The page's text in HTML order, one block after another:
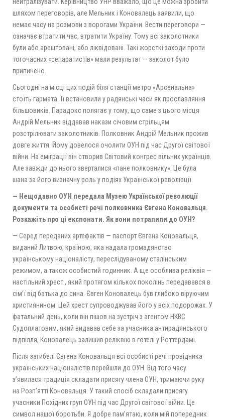
нейтралізувати. Керівництво УНР вважало, що це можна зробити
шляхом переговорів, але Мельник і Коновалець заявили, що
немає часу на розмови з ворогами України. Вести переговори —
означає втратити час, втратити Україну. Тому всі заколотники
були або арештовані, або ліквідовані. Такі жорсткі заходи проти
тогочасних «сепаратистів» мали результат — заколот було
припинено.
Сьогодні на місці цих подій біля станції метро «Арсенальна»
стоїть гармата. Її встановили у радянські часи як прославляння
більшовиків. Парадокс полягає у тому, що саме з цього місця
Андрій Мельник віддавав накази січовим стрільцям
розстрілювати заколотників. Полковник Андрій Мельник прожив
довге життя. Йому довелося очолити ОУН під час Другої світової
війни. На еміграції він створив Світовий конгрес вільних українців.
Але завжди до нього зверталися «пане полковнику». Це була
шана за його визначну роль у подіях Української революції.
— Нещодавно ОУН передала Музею Української революції
документи та особисті речі полковника Євгена Коновальця.
Розкажіть про ці експонати. Як вони потрапили до ОУН?
— Серед переданих артефактів — паспорт Євгена Коновальця,
виданий Литвою, країною, яка надала громадянство
українському націоналісту, переслідуваному сталінським
режимом, а також особистий годинник. А ще особлива реліквія —
настільний хрест , який протягом кількох поколінь передавався в
сім’ї від батька до сина. Євген Коновалець був глибоко віруючим
християнином. Цей хрест супроводжував його у всіх подорожах. У
фатальний день, коли він пішов на зустріч з агентом НКВС
Судоплатовим, який видавав себе за учасника антирадянського
підпілля, Коновалець залишив реліквію в готелі у Роттердамі.
Після загибелі Євгена Коновальця всі особисті речі провідника
українських націоналістів перейшли до ОУН. Від того часу
з’явилася традиція складати присягу члена ОУН, тримаючи руку
на Розп’ятті Коновальця. У такий спосіб складали присягу
учасники Похідних груп ОУН під час Другої світової війни. Це
символ нашої боротьби. Я добре пам’ятаю, коли мій попередник